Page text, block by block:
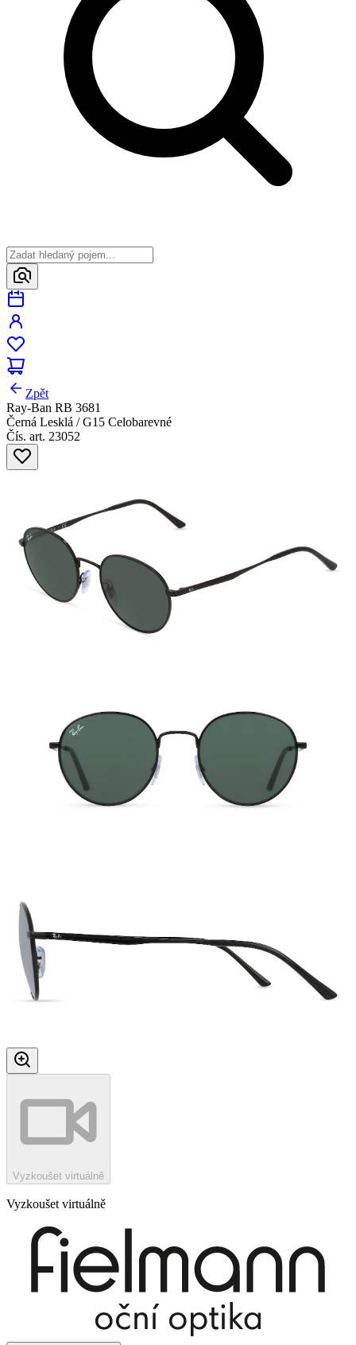
Zpět
Ray-Ban RB 3681
Černá Lesklá / G15 Celobarevné
Čís. art. 23052
Vyzkoušet virtuálně
Vyzkoušet virtuálně